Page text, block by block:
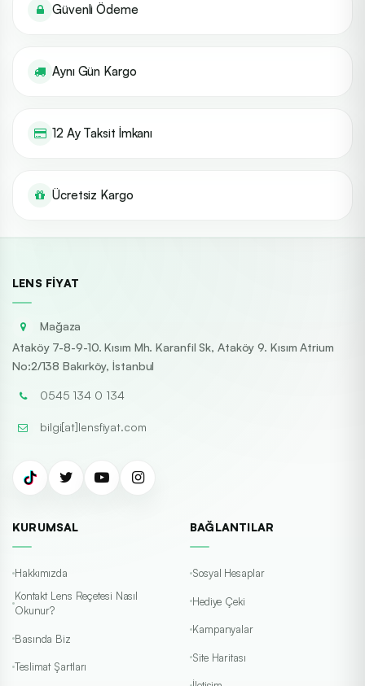
Güvenli Ödeme
Aynı Gün Kargo
12 Ay Taksit İmkanı
Ücretsiz Kargo
LENS FIYAT
Mağaza
Ataköy 7-8-9-10. Kısım Mh. Karanfil Sk, Ataköy 9. Kısım Atrium
No:2/138 Bakırköy, İstanbul
0545 134 0 134
bilgi[at]lensfiyat.com
KURUMSAL
Hakkımızda
Kontakt Lens Reçetesi Nasıl
Okunur?
Basında Biz
Teslimat Şartları
BAĞLANTILAR
Sosyal Hesaplar
Hediye Çeki
Kampanyalar
Site Haritası